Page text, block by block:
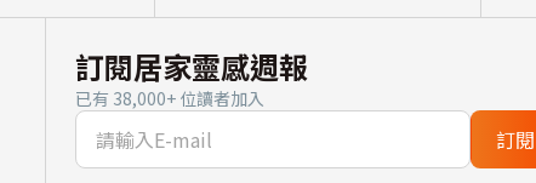
訂閱居家靈感週報
已有 38,000+ 位讀者加入
訂閱